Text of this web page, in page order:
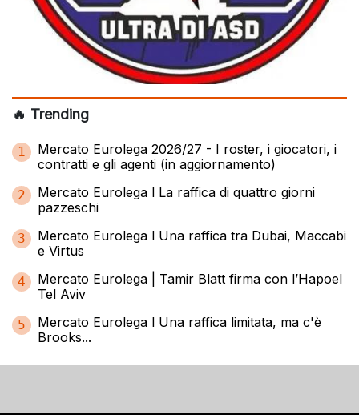
🔥 Trending
1
Mercato Eurolega 2026/27 - I roster, i giocatori, i
contratti e gli agenti (in aggiornamento)
2
Mercato Eurolega l La raffica di quattro giorni
pazzeschi
3
Mercato Eurolega l Una raffica tra Dubai, Maccabi
e Virtus
4
Mercato Eurolega | Tamir Blatt firma con l’Hapoel
Tel Aviv
5
Mercato Eurolega l Una raffica limitata, ma c'è
Brooks...